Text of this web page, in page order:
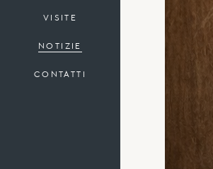
VISITE
NOTIZIE
CONTATTI